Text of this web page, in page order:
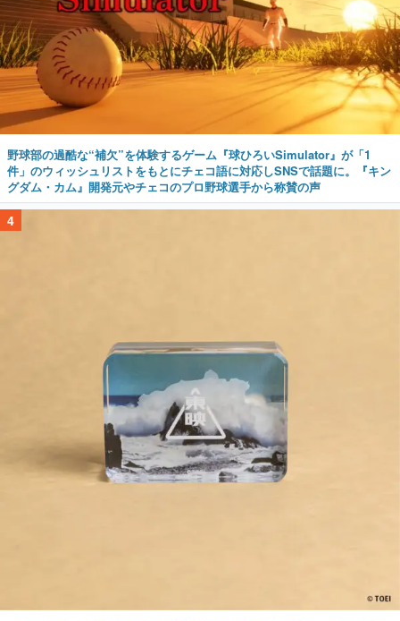
野球部の過酷な“補欠”を体験するゲーム『球ひろいSimulator』が「1
件」のウィッシュリストをもとにチェコ語に対応しSNSで話題に。『キン
グダム・カム』開発元やチェコのプロ野球選手から称賛の声
4